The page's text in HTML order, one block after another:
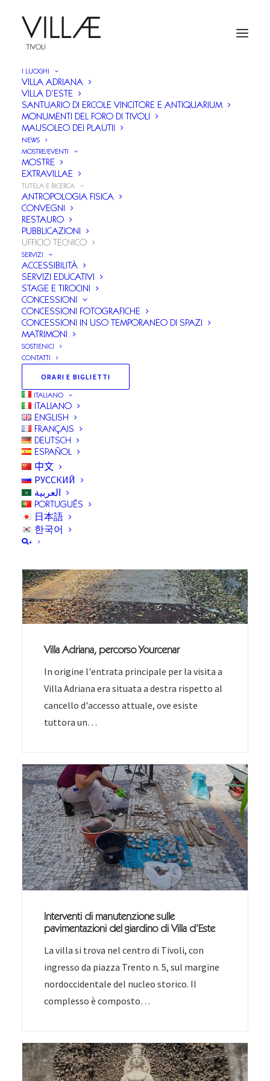
I LUOGHI
VILLA ADRIANA
VILLA D’ESTE
SANTUARIO DI ERCOLE VINCITORE E ANTIQUARIUM
MONUMENTI DEL FORO DI TIVOLI
MAUSOLEO DEI PLAUTII
NEWS
MOSTRE/EVENTI
MOSTRE
EXTRAVILLAE
TUTELA E RICERCA
ANTROPOLOGIA FISICA
CONVEGNI
RESTAURO
PUBBLICAZIONI
UFFICIO TECNICO
SERVIZI
ACCESSIBILITÀ
SERVIZI EDUCATIVI
STAGE E TIROCINI
CONCESSIONI
CONCESSIONI FOTOGRAFICHE
CONCESSIONI IN USO TEMPORANEO DI SPAZI
MATRIMONI
SOSTIENICI
CONTATTI
ORARI E BIGLIETTI
ITALIANO
ITALIANO
ENGLISH
FRANÇAIS
DEUTSCH
ESPAÑOL
中文
РУССКИЙ
العربية
PORTUGUÊS
日本語
한국어
+
L’Ufficio Tecnico
manutenzione, restauro e valorizzazione
immobili e dell’ampio e vario patrimonio storico,
architettonico ed archeologico delle Villae. È
composto da un
tecniciattivi in tutti i siti. L’ufficio ha sede principale in
Villa Adriana, ma opera su tutte le aree di competenza
dell’Istituto.
ATTIVITÀ SVOLTE
CONTATTI
Villa Adriana, percorso Yourcenar
In origine l'entrata principale per la visita a
Villa Adriana era situata a destra rispetto al
cancello d'accesso attuale, ove esiste
tuttora un…
Interventi di manutenzione sulle
pavimentazioni del giardino di Villa d’Este
La villa si trova nel centro di Tivoli, con
ingresso da piazza Trento n. 5, sul margine
nordoccidentale del nucleo storico. Il
complesso è composto…